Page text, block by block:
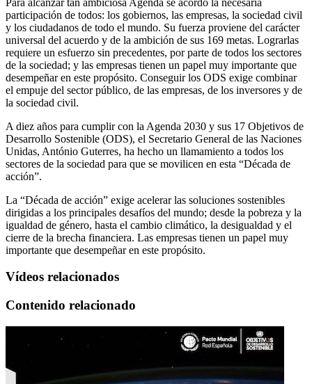
participación de todos: los gobiernos, las empresas, la sociedad civil
y los ciudadanos de todo el mundo. Su fuerza proviene del carácter
universal del acuerdo y de la ambición de sus 169 metas. Lograrlas
requiere un esfuerzo sin precedentes, por parte de todos los sectores
de la sociedad; y las empresas tienen un papel muy importante que
desempeñar en este propósito. Conseguir los ODS exige combinar
el empuje del sector público, de las empresas, de los inversores y de
la sociedad civil.
A diez años para cumplir con la Agenda 2030 y sus 17 Objetivos de
Desarrollo Sostenible (ODS), el Secretario General de las Naciones
Unidas, António Guterres, ha hecho un llamamiento a todos los
sectores de la sociedad para que se movilicen en esta “Década de
acción”.
La “Década de acción” exige acelerar las soluciones sostenibles
dirigidas a los principales desafíos del mundo; desde la pobreza y la
igualdad de género, hasta el cambio climático, la desigualdad y el
cierre de la brecha financiera. Las empresas tienen un papel muy
importante que desempeñar en este propósito.
Vídeos relacionados
Contenido relacionado